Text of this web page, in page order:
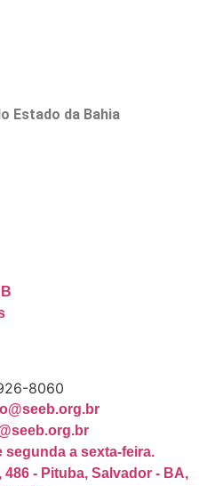
Estado da Bahia
8060
segunda a sexta-feira.
- Pituba, Salvador - BA,